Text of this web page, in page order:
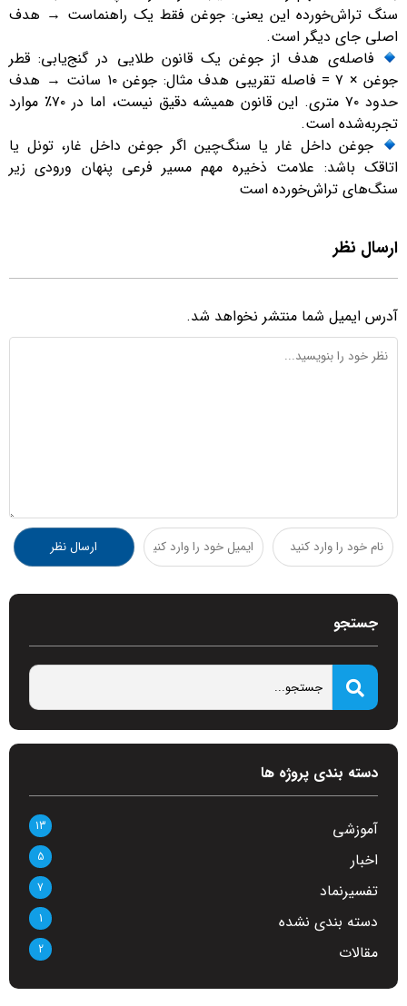
سنگ تراش‌خورده این یعنی: جوغن فقط یک راهنماست → هدف
اصلی جای دیگر است.
فاصله‌ی هدف از جوغن یک قانون طلایی در گنج‌یابی: قطر
جوغن × ۷ = فاصله تقریبی هدف مثال: جوغن ۱۰ سانت → هدف
حدود ۷۰ متری. این قانون همیشه دقیق نیست، اما در ۷۰٪ موارد
تجربه‌شده است.
جوغن داخل غار یا سنگ‌چین اگر جوغن داخل غار، تونل یا
اتاقک باشد: علامت ذخیره مهم مسیر فرعی پنهان ورودی زیر
سنگ‌های تراش‌خورده است
ارسال نظر
آدرس ایمیل شما منتشر نخواهد شد.
جستجو
دسته بندی پروژه ها
آموزشی 13
اخبار 5
تفسیرنماد 7
دسته بندی نشده 1
مقالات 2